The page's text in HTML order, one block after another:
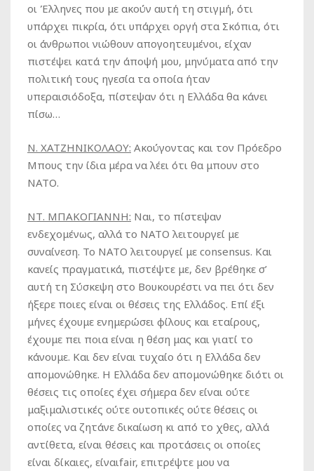
οι Έλληνες που με ακούν αυτή τη στιγμή, ότι
υπάρχει πικρία, ότι υπάρχει οργή στα Σκόπια, ότι
οι άνθρωποι νιώθουν απογοητευμένοι, είχαν
πιστέψει κατά την άποψή μου, μηνύματα από την
πολιτική τους ηγεσία τα οποία ήταν
υπεραισιόδοξα, πίστεψαν ότι η Ελλάδα θα κάνει
πίσω…
Ν. ΧΑΤΖΗΝΙΚΟΛΑΟΥ: Ακούγοντας και τον Πρόεδρο
Μπους την ίδια μέρα να λέει ότι θα μπουν στο
ΝΑΤΟ.
ΝΤ. ΜΠΑΚΟΓΙΑΝΝΗ: Ναι, το πίστεψαν
ενδεχομένως, αλλά το ΝΑΤΟ λειτουργεί με
συναίνεση. Το ΝΑΤΟ λειτουργεί με consensus. Και
κανείς πραγματικά, πιστέψτε με, δεν βρέθηκε σ’
αυτή τη Σύσκεψη στο Βουκουρέστι να πει ότι δεν
ήξερε ποιες είναι οι θέσεις της Ελλάδος. Επί έξι
μήνες έχουμε ενημερώσει φίλους και εταίρους,
έχουμε πει ποια είναι η θέση μας και γιατί το
κάνουμε. Και δεν είναι τυχαίο ότι η Ελλάδα δεν
απομονώθηκε. Η Ελλάδα δεν απομονώθηκε διότι οι
θέσεις τις οποίες έχει σήμερα δεν είναι ούτε
μαξιμαλιστικές ούτε ουτοπικές ούτε θέσεις οι
οποίες να ζητάνε δικαίωση κι από το χθες, αλλά
αντίθετα, είναι θέσεις και προτάσεις οι οποίες
είναι δίκαιες, είναιfair, επιτρέψτε μου να